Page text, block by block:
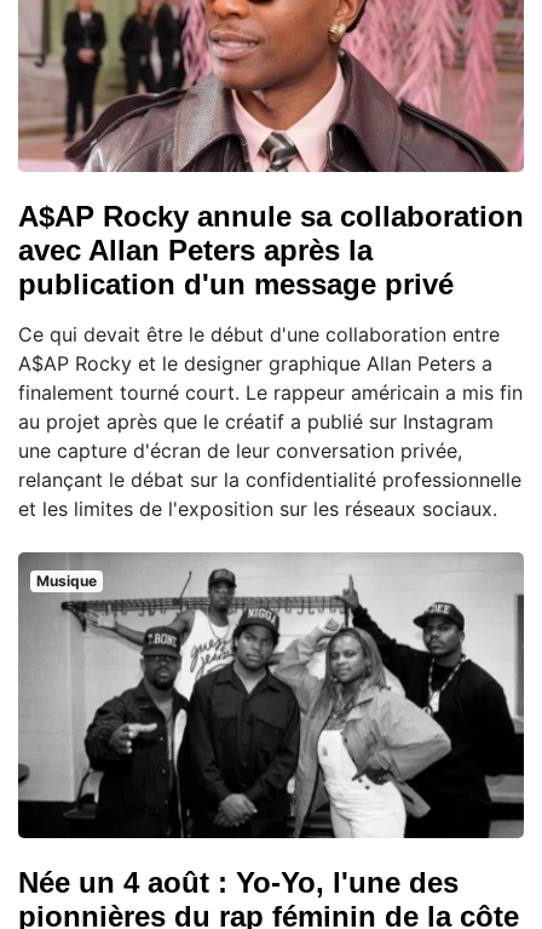
A$AP Rocky annule sa collaboration
avec Allan Peters après la
publication d'un message privé
Ce qui devait être le début d'une collaboration entre
A$AP Rocky et le designer graphique Allan Peters a
finalement tourné court. Le rappeur américain a mis fin
au projet après que le créatif a publié sur Instagram
une capture d'écran de leur conversation privée,
relançant le débat sur la confidentialité professionnelle
et les limites de l'exposition sur les réseaux sociaux.
Musique
Née un 4 août : Yo-Yo, l'une des
pionnières du rap féminin de la côte